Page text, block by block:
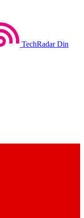
TechRadar Din